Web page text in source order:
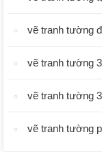
vẽ tranh tường
vẽ tranh tường
vẽ tranh tường
vẽ tranh tường